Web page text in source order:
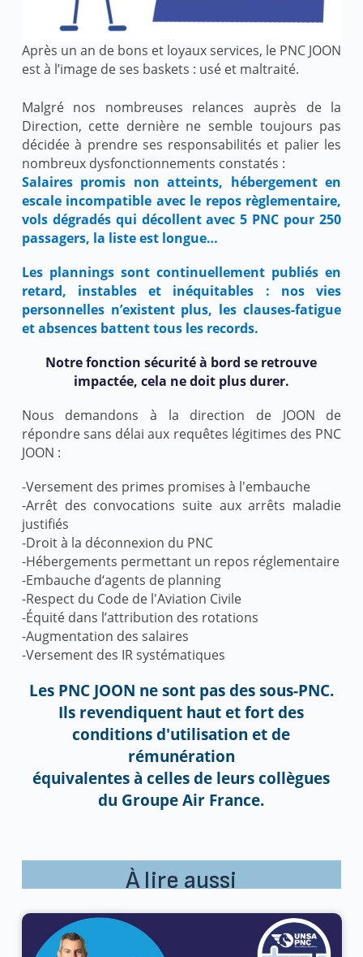
Après un an de bons et loyaux services, le PNC JOON
est à l’image de ses baskets : usé et maltraité.
Malgré nos nombreuses relances auprès de la
Direction, cette dernière ne semble toujours pas
décidée à prendre ses responsabilités et palier les
nombreux dysfonctionnements constatés :
Salaires promis non atteints, hébergement en
escale incompatible avec le repos règlementaire,
vols dégradés qui décollent avec 5 PNC pour 250
passagers, la liste est longue…
Les plannings sont continuellement publiés en
retard, instables et inéquitables : nos vies
personnelles n’existent plus, les clauses-fatigue
et absences battent tous les records.
Notre fonction sécurité à bord se retrouve
impactée, cela ne doit plus durer.
Nous demandons à la direction de JOON de
répondre sans délai aux requêtes légitimes des PNC
JOON :
-Versement des primes promises à l'embauche
-Arrêt des convocations suite aux arrêts maladie
justifiés
-Droit à la déconnexion du PNC
-Hébergements permettant un repos réglementaire
-Embauche d‘agents de planning
-Respect du Code de l'Aviation Civile
-Équité dans l’attribution des rotations
-Augmentation des salaires
-Versement des IR systématiques
Les PNC JOON ne sont pas des sous-PNC.
Ils revendiquent haut et fort des
conditions d'utilisation et de
rémunération
équivalentes à celles de leurs collègues
du Groupe Air France.
À lire aussi